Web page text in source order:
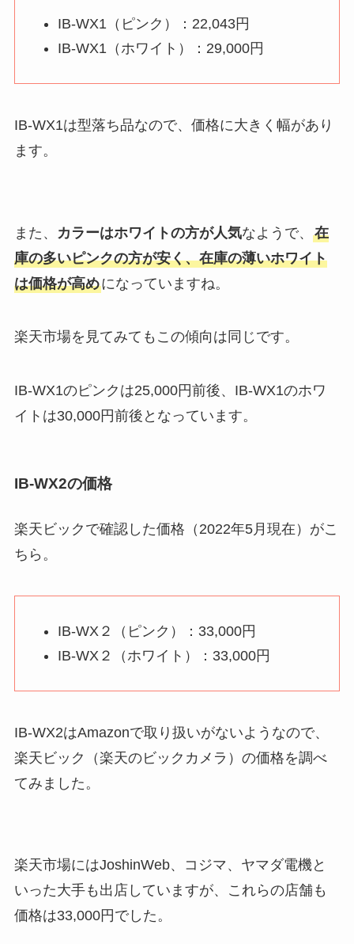
IB-WX1（ピンク）：22,043円
IB-WX1（ホワイト）：29,000円
IB-WX1は型落ち品なので、価格に大きく幅があり
ます。
また、 カラーはホワイトの方が人気なようで、 在
庫の多いピンクの方が安く、在庫の薄いホワイト
は価格が高めになっていますね。
楽天市場を見てみてもこの傾向は同じです。
IB-WX1のピンクは25,000円前後、IB-WX1のホワ
イトは30,000円前後となっています。
IB-WX2の価格
楽天ビックで確認した価格（2022年5月現在）がこ
ちら。
IB-WX２（ピンク）：33,000円
IB-WX２（ホワイト）：33,000円
IB-WX2はAmazonで取り扱いがないようなので、
楽天ビック（楽天のビックカメラ）の価格を調べ
てみました。
楽天市場にはJoshinWeb、コジマ、ヤマダ電機と
いった大手も出店していますが、これらの店舗も
価格は33,000円でした。